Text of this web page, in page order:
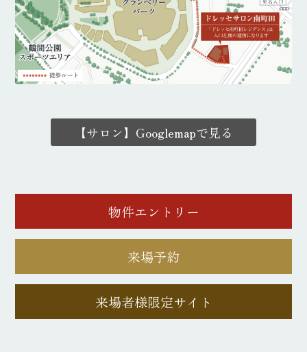
【サロン】Googlemapで見る
物件エントリー
来場予約
来場者様限定サイト